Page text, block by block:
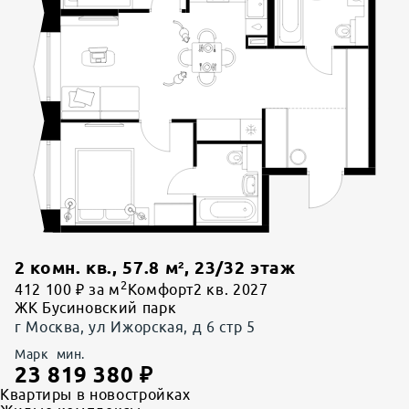
2 комн. кв., 57.8 м²,23/32 этаж
412 100 ₽ за м 2 Комфорт2 кв. 2027
ЖК Бусиновский парк
г Москва, ул Ижорская, д 6 стр 5
Марк мин.
23 819 380 ₽
Квартиры в новостройках